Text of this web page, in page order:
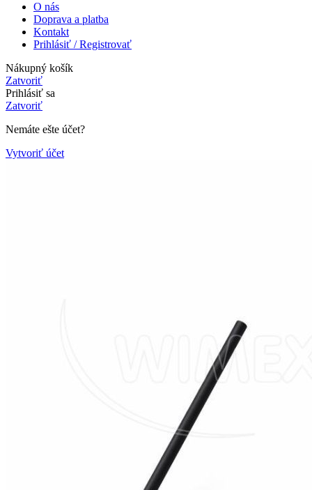
O nás
Doprava a platba
Kontakt
Prihlásiť / Registrovať
Nákupný košík
Zatvoriť
Prihlásiť sa
Zatvoriť
Nemáte ešte účet?
Vytvoriť účet